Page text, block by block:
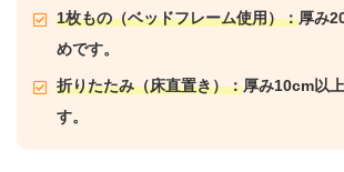
1枚もの（ベッドフレーム使用）：厚み
めです。
折りたたみ（床直置き）：厚み10cm以
す。